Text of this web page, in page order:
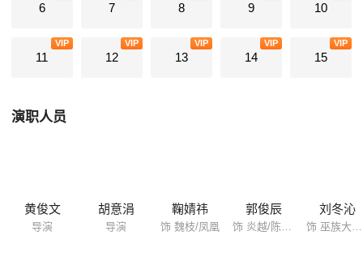
6 7 8 9 10
11
VIP
12
VIP
13
VIP
14
VIP
15
VIP
演职人员
黄俊文
导演
胡意涓
导演
鞠婧祎
饰 魏枝/凤凰
郭俊辰
饰 炎越/陈炎/林炎越
刘冬沁
饰 巫族大尊/慕南